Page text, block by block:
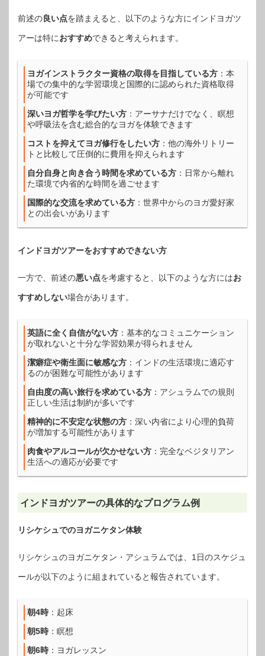
前述の良い点を踏まえると、以下のような方にインドヨガツ
アーは特におすすめできると考えられます。
ヨガインストラクター資格の取得を目指している方 ：本
場での集中的な学習環境と国際的に認められた資格取得
が可能です
深いヨガ哲学を学びたい方 ：アーサナだけでなく、瞑想
や呼吸法を含む総合的なヨガを体験できます
コストを抑えてヨガ修行をしたい方 ：他の海外リトリー
トと比較して圧倒的に費用を抑えられます
自分自身と向き合う時間を求めている方 ：日常から離れ
た環境で内省的な時間を過ごせます
国際的な交流を求めている方 ：世界中からのヨガ愛好家
との出会いがあります
インドヨガツアーをおすすめできない方
一方で、前述の悪い点を考慮すると、以下のような方にはお
すすめしない場合があります。
英語に全く自信がない方 ：基本的なコミュニケーション
が取れないと十分な学習効果が得られません
潔癖症や衛生面に敏感な方 ：インドの生活環境に適応す
るのが困難な可能性があります
自由度の高い旅行を求めている方 ：アシュラムでの規則
正しい生活は制約が多いです
精神的に不安定な状態の方 ：深い内省により心理的負荷
が増加する可能性があります
肉食やアルコールが欠かせない方 ：完全なベジタリアン
生活への適応が必要です
インドヨガツアーの具体的なプログラム例
リシケシュでのヨガニケタン体験
リシケシュのヨガニケタン・アシュラムでは、1日のスケジュ
ールが以下のように組まれていると報告されています。
朝4時 ：起床
朝5時 ：瞑想
朝6時 ：ヨガレッスン